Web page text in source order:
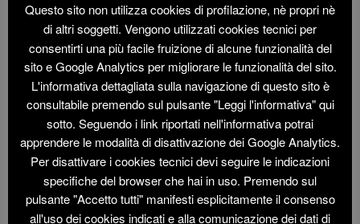
gli utenti. In questa categoria di dati rientrano gli indirizzi IP o i
nomi a dominio dei computer utilizzati dagli utenti che si
connettono al sito, gli indirizzi in notazione URI (Uniform Resource
Identier) delle risorse richieste, l’orario della richiesta, il metodo
utilizzato nel sottoporre la richiesta al server, la dimensione del file
ottenuto in risposta, il codice numerico indicante lo stato della
risposta data dal server (buon fine, errore) ed altri parametri
relativi al sistema operativo e all’ambiente informatico dell’utente.
Questi dati vengono utilizzati al solo fine di ricavare informazioni
statistiche anonime sull’uso del sito e per controllarne il corretto
funzionamento e vengono cancellati immediatamente dopo
Questo sito non utilizza cookies di profilazione, nè propri nè
di altri soggetti. Vengono utilizzati cookies tecnici per
consentirti una più facile fruizione di alcune funzionalità del
sito e Google Analytics per migliorare le funzionalità del sito.
L'informativa dettagliata sulla navigazione di questo sito è
consultabile premendo sul pulsante "Leggi l'informativa" qui
sotto. Seguendo i link riportati nell'informativa potrai
apprendere le modalità di disattivazione dei Google Analytics.
Per disattivare i cookies tecnici devi seguire le indicazioni
specifiche del browser che hai in uso. Premendo sul
pulsante "Accetto tutti" manifesti esplicitamente il consenso
all'uso dei cookies indicati e alla comunicazione dei dati di